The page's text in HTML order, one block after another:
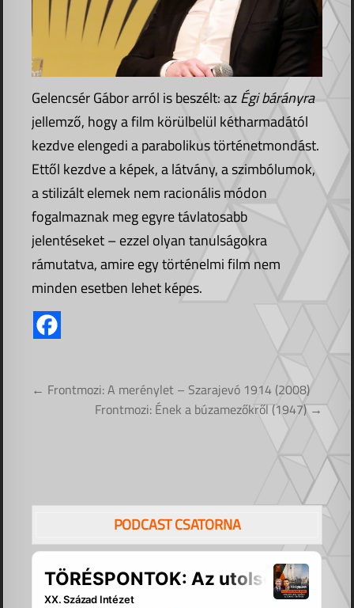
Gelencsér Gábor arról is beszélt: azÉgi bárányra
jellemző, hogy a film körülbelül kétharmadától
kezdve elengedi a parabolikus történetmondást.
Ettől kezdve a képek, a látvány, a szimbólumok,
a stilizált elemek nem racionális módon
fogalmaznak meg egyre távlatosabb
jelentéseket – ezzel olyan tanulságokra
rámutatva, amire egy történelmi film nem
minden esetben lehet képes.
Bejegyzés
navigáció
← Frontmozi: A merénylet – Szarajevó 1914 (2008)
Frontmozi: Ének a búzamezőkről (1947) →
PODCAST CSATORNA